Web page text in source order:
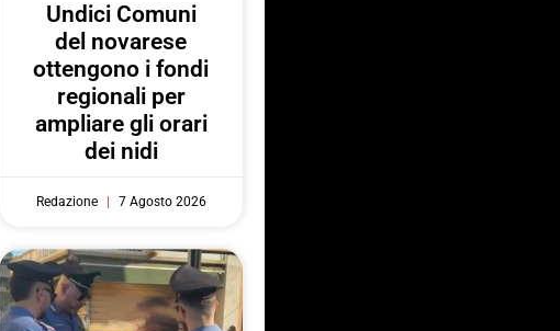
Undici Comuni
del novarese
ottengono i fondi
regionali per
ampliare gli orari
dei nidi
Redazione 7 Agosto 2026